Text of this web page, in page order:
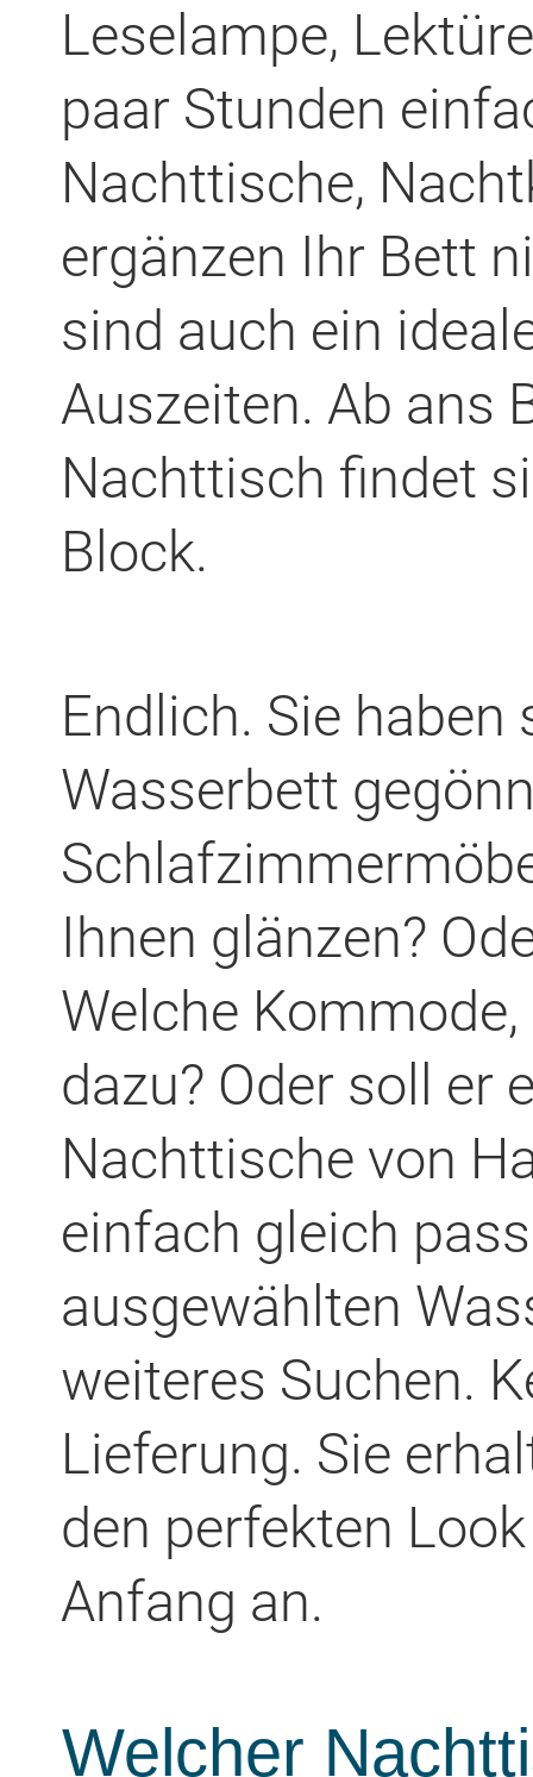
Leselampe,
paar Stunden
Nachttische,
ergänzen Ihr Bett
sind auch ein
Auszeiten. Ab ans
Nachttisch findet
Block.
Endlich. Sie
Wasserbett
Ihnen glänzen?
Welche
dazu? Oder soll er
Nachttische von
einfach gleich
ausgewählten
weiteres Suchen.
Lieferung. Sie
den perfekten
Anfang an.
Welcher